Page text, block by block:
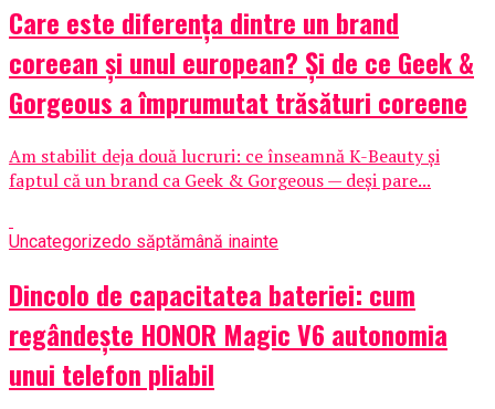
Care este diferența dintre un brand
coreean și unul european? Și de ce Geek &
Gorgeous a împrumutat trăsături coreene
Am stabilit deja două lucruri: ce înseamnă K-Beauty și
faptul că un brand ca Geek & Gorgeous — deși pare...
Uncategorizedo săptămână inainte
Dincolo de capacitatea bateriei: cum
regândește HONOR Magic V6 autonomia
unui telefon pliabil